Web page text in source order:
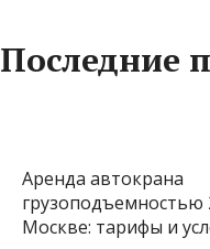
Последние
Аренда автокрана
грузоподъемностью
Москве: тарифы и